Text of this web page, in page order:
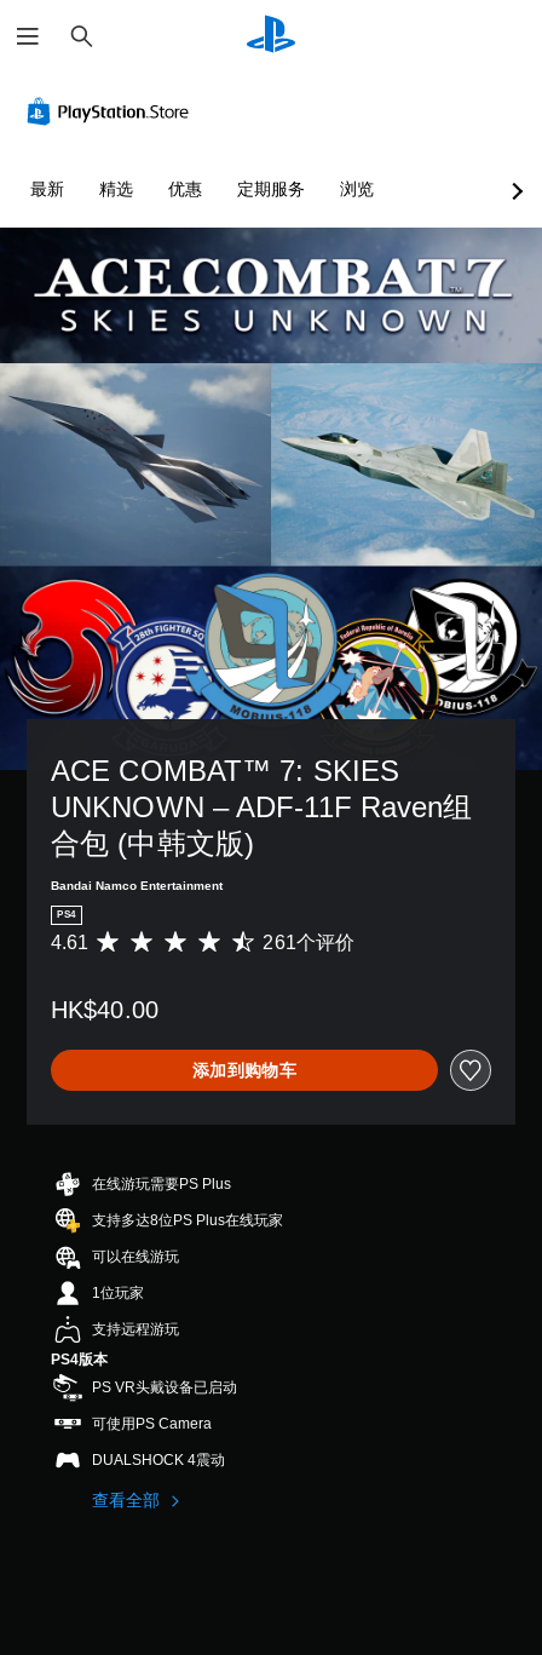
索
最新 精选 优惠 定期服务 浏览
ACE COMBAT™ 7: SKIES
UNKNOWN – ADF-11F Raven组
合包 (中韩文版)
Bandai Namco Entertainment
PS4
平
价
.
6
满
分
5
颗
星
，
6
1
个
评
价
4.61 261个评价
HK$40.00
添加到购物车
在线游玩需要PS Plus
支持多达8位PS Plus在线玩家
可以在线游玩
1位玩家
支持远程游玩
PS4版本
PS VR头戴设备已启动
可使用PS Camera
DUALSHOCK 4震动
查看全部